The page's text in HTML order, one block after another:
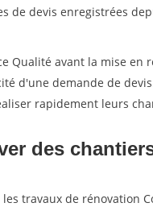
de devis enregistrées
Qualité avant la mise en
d'une demande de
rapidement leurs
des
travaux de rénovation